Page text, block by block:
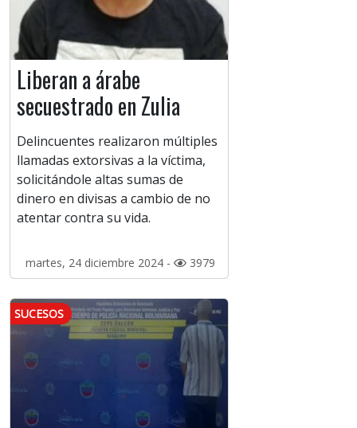
Liberan a árabe
secuestrado en Zulia
Delincuentes realizaron múltiples
llamadas extorsivas a la víctima,
solicitándole altas sumas de
dinero en divisas a cambio de no
atentar contra su vida.
martes, 24 diciembre 2024 - 3979
SUCESOS